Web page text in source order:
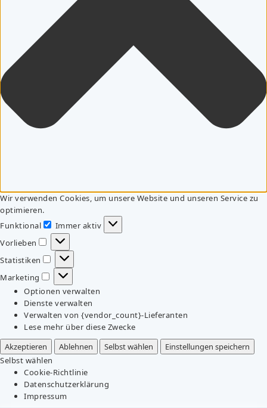
Wir verwenden Cookies, um unsere Website und unseren Service zu
optimieren.
Funktional
Funktional
Immer aktiv
Vorlieben
Vorlieben
Statistiken
Statistiken
Marketing
Marketing
Optionen verwalten
Dienste verwalten
Verwalten von {vendor_count}-Lieferanten
Lese mehr über diese Zwecke
Akzeptieren
Ablehnen Selbst wählen
Einstellungen speichern
Selbst wählen
Cookie-Richtlinie
Datenschutzerklärung
Impressum